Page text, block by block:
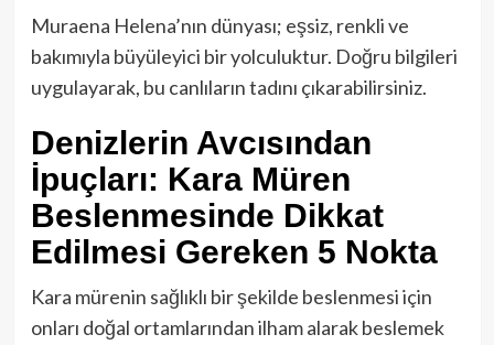
Muraena Helena’nın dünyası; eşsiz, renkli ve
bakımıyla büyüleyici bir yolculuktur. Doğru bilgileri
uygulayarak, bu canlıların tadını çıkarabilirsiniz.
Denizlerin Avcısından
İpuçları: Kara Müren
Beslenmesinde Dikkat
Edilmesi Gereken 5 Nokta
Kara mürenin sağlıklı bir şekilde beslenmesi için
onları doğal ortamlarından ilham alarak beslemek